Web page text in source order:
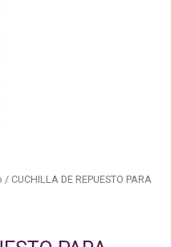
/ CUCHILLA DE REPUESTO PARA